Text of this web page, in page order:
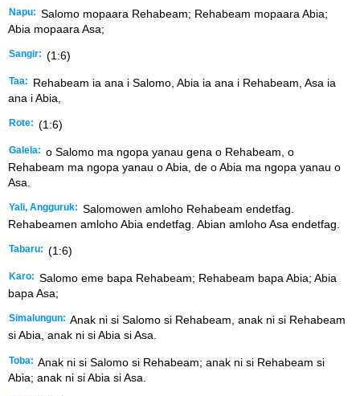
Napu: Salomo mopaara Rehabeam; Rehabeam mopaara Abia;
Abia mopaara Asa;
Sangir: (1:6)
Taa:
Rehabeam ia ana i Salomo, Abia ia ana i Rehabeam, Asa ia
ana i Abia,
Rote: (1:6)
Galela: o Salomo ma ngopa yanau gena o Rehabeam, o
Rehabeam ma ngopa yanau o Abia, de o Abia ma ngopa yanau o
Asa.
Yali, Angguruk: Salomowen amloho Rehabeam endetfag.
Rehabeamen amloho Abia endetfag. Abian amloho Asa endetfag.
Tabaru: (1:6)
Karo: Salomo eme bapa Rehabeam; Rehabeam bapa Abia; Abia
bapa Asa;
Simalungun: Anak ni si Salomo si Rehabeam, anak ni si Rehabeam
si Abia, anak ni si Abia si Asa.
Toba: Anak ni si Salomo si Rehabeam; anak ni si Rehabeam si
Abia; anak ni si Abia si Asa.